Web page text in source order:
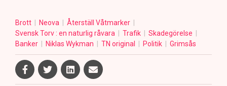
Brott Neova
Återställ Våtmarker
Svensk Torv : en naturlig råvara
Trafik
Skadegörelse
Banker
Niklas Wykman TN original Politik Grimsås